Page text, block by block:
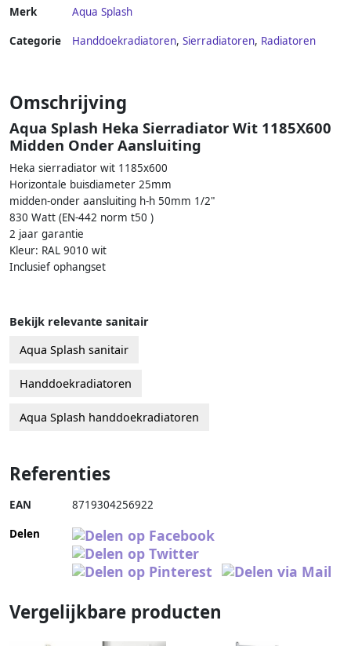
Merk Aqua Splash
Categorie Handdoekradiatoren, Sierradiatoren, Radiatoren
Omschrijving
Aqua Splash Heka Sierradiator Wit 1185X600
Midden Onder Aansluiting
Heka sierradiator wit 1185x600
Horizontale buisdiameter 25mm
midden-onder aansluiting h-h 50mm 1/2"
830 Watt (EN-442 norm t50 )
2 jaar garantie
Kleur: RAL 9010 wit
Inclusief ophangset
Bekijk relevante sanitair
Aqua Splash sanitair
Handdoekradiatoren
Aqua Splash handdoekradiatoren
Referenties
EAN 8719304256922
Delen
Vergelijkbare producten